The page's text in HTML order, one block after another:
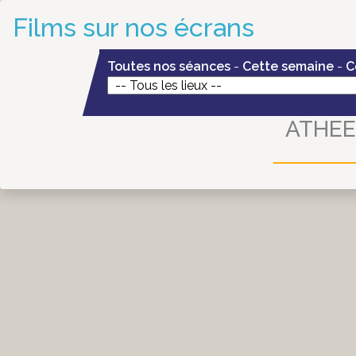
Films sur nos écrans
Toutes nos séances - Cette semaine -
ATHEE